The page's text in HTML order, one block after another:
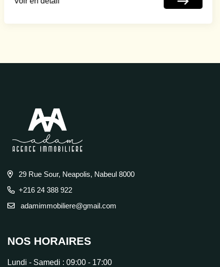
29 Rue Sour, Neapolis, Nabeul 8000
+216 24 388 922
adamimmobiliere@gmail.com
NOS HORAIRES
Lundi - Samedi : 09:00 - 17:00